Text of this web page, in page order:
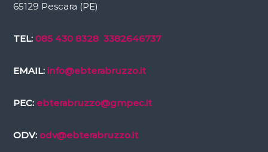
65129 Pescara (PE)
TEL: 085 430 8328 3382646737
EMAIL: info@ebterabruzzo.it
PEC: ebterabruzzo@gmpec.it
ODV: odv@ebterabruzzo.it